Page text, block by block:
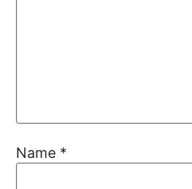
Name *